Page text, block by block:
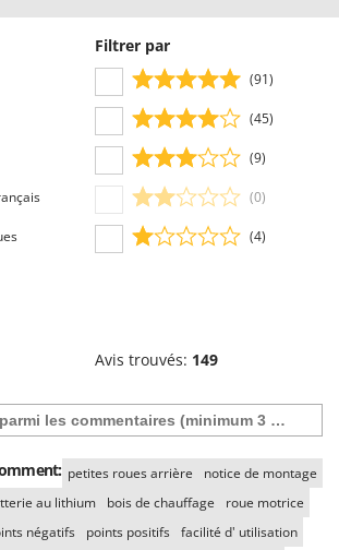
Filtrer par
(91)
(45)
(9)
(0)
(4)
Avis trouvés: 149
petites roues arrière
notice de montage
au lithium bois de chauffage
roue motrice
négatifs points positifs facilité d' utilisation